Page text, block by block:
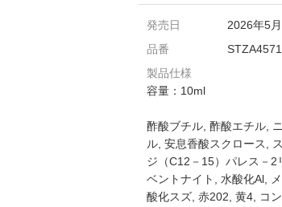
発売日
2026年5
品番
製品仕様
容量：10ml
酢酸ブチル, 酢酸エチル,
ル, 安息香酸スクロース,
ジ（C12－15）パレス－
ベントナイト, 水酸化Al,
酸化スズ, 赤202, 黄4, コ